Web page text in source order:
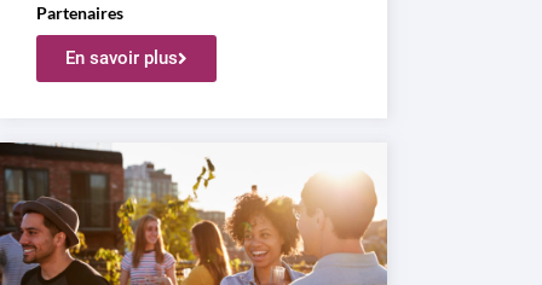
Partenaires
En savoir plus